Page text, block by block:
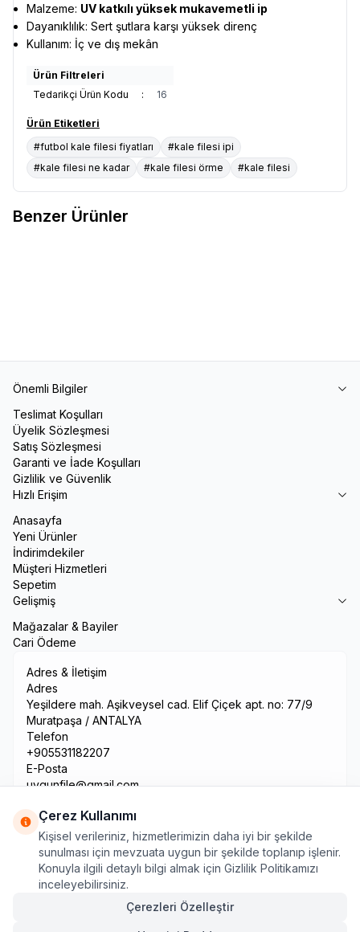
Malzeme: UV katkılı yüksek mukavemetli ip
Dayanıklılık: Sert şutlara karşı yüksek direnç
Kullanım: İç ve dış mekân
Ürün Filtreleri
Tedarikçi Ürün Kodu
: 16
Ürün Etiketleri
#futbol kale filesi fiyatları
#kale filesi ipi
#kale filesi ne kadar
#kale filesi örme #kale filesi
Benzer Ürünler
Önemli Bilgiler
Teslimat Koşulları
Üyelik Sözleşmesi
Satış Sözleşmesi
Garanti ve İade Koşulları
Gizlilik ve Güvenlik
Hızlı Erişim
Anasayfa
Yeni Ürünler
İndirimdekiler
Müşteri Hizmetleri
Sepetim
Gelişmiş
Mağazalar & Bayiler
Cari Ödeme
Adres & İletişim
Adres
Yeşildere mah. Aşikveysel cad. Elif Çiçek apt. no: 77/9
Muratpaşa / ANTALYA
Telefon
+905531182207
E-Posta
uygunfile@gmail.com
Çerez Kullanımı
Kişisel verileriniz, hizmetlerimizin daha iyi bir şekilde
sunulması için mevzuata uygun bir şekilde toplanıp işlenir.
Konuyla ilgili detaylı bilgi almak için Gizlilik Politikamızı
inceleyebilirsiniz.
Çerezleri Özelleştir